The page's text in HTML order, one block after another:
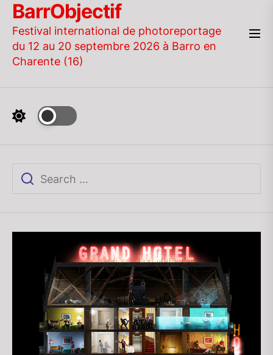
Skip
the
content
BarrObjectif
Festival international de photoreportage
du 12 au 20 septembre 2026 à Barro en
Charente (16)